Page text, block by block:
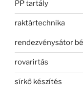
PP tartály
raktártechnika
rendezvénysátor
rovarirtás
sírkő készítés